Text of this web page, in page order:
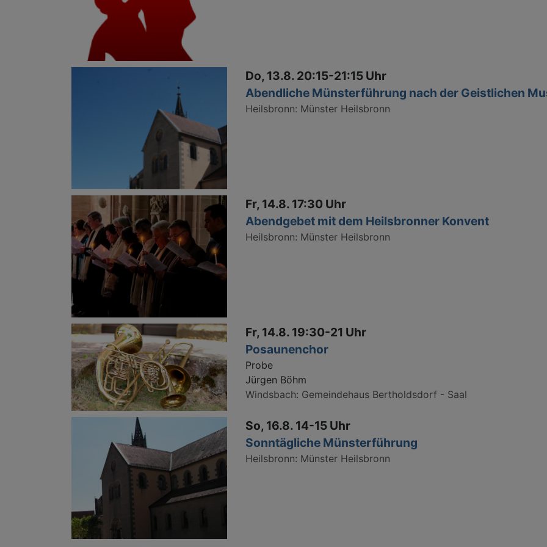
Do, 13.8. 20:15-21:15 Uhr
Abendliche Münsterführung nach der Geistlichen
Heilsbronn Münster Heilsbronn
Fr, 14.8. 17:30 Uhr
Abendgebet mit dem Heilsbronner Konvent
Heilsbronn Münster Heilsbronn
Fr, 14.8. 19:30-21 Uhr
Posaunenchor
Probe
Jürgen Böhm
Windsbach Gemeindehaus Bertholdsdorf - Saal
So, 16.8. 14-15 Uhr
Sonntägliche Münsterführung
Heilsbronn Münster Heilsbronn